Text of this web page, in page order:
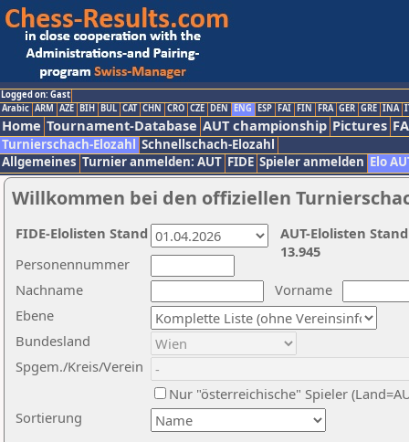
Logged on: Gast
Arabic ARM AZE BIH BUL CAT CHN CRO CZE DEN ENG ESP FAI FIN FRA GER GRE INA
Home Tournament-Database AUT championship Pictures
Turnierschach-Elozahl Schnellschach-Elozahl
Allgemeines Turnier anmelden: AUT FIDE Spieler anmelden Elo
Willkommen bei den offiziellen
Nachname
Vorname
Ebene
Sortierung
Personennummer
Bundesland
Spgem./Kreis/Verein
Nur "österreichische" Spieler
AUT-Elolisten
13.945
FIDE-Elolisten Stand